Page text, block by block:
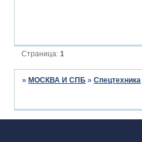
Страница:1
»МОСКВА И СПБ »Спецтехника